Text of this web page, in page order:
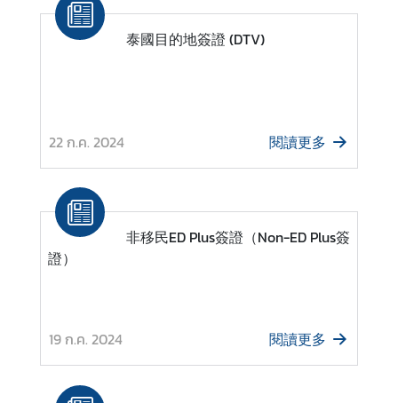
泰國目的地簽證 (DTV)
22 ก.ค. 2024 閱讀更多
非移民ED Plus簽證（Non-ED Plus簽
證）
19 ก.ค. 2024 閱讀更多